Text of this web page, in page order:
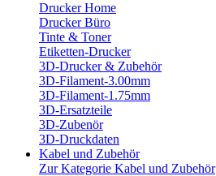
Drucker Home
Drucker Büro
Tinte & Toner
Etiketten-Drucker
3D-Drucker & Zubehör
3D-Filament-3.00mm
3D-Filament-1.75mm
3D-Ersatzteile
3D-Zubenör
3D-Druckdaten
Kabel und Zubehör
Zur Kategorie Kabel und Zubehör